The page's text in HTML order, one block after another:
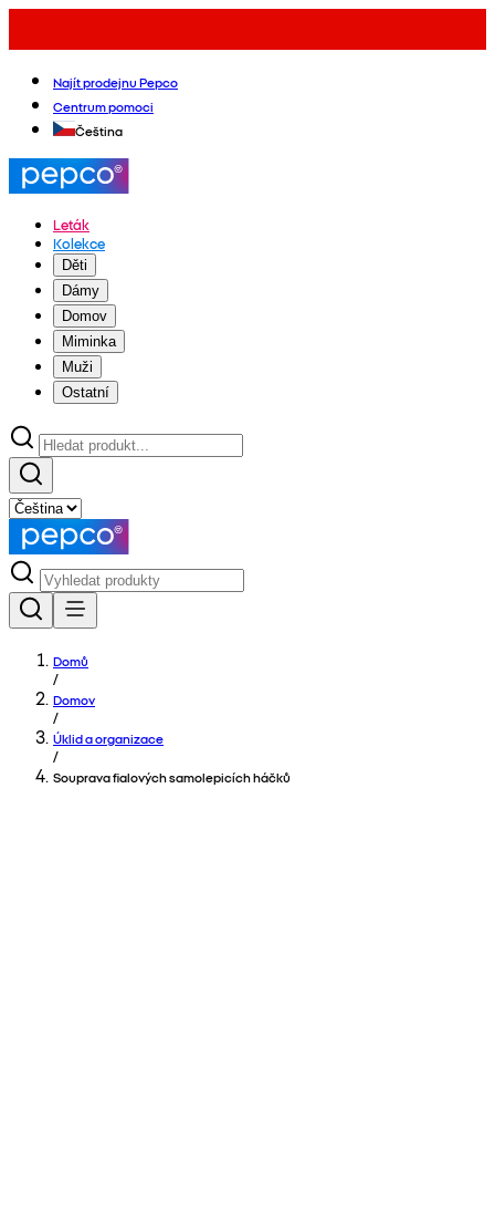
Najít prodejnu Pepco
Centrum pomoci
Čeština
Leták
Kolekce
Děti
Dámy
Domov
Miminka
Muži
Ostatní
Domů
/
Domov
/
Úklid a organizace
/
Souprava fialových samolepicích háčků